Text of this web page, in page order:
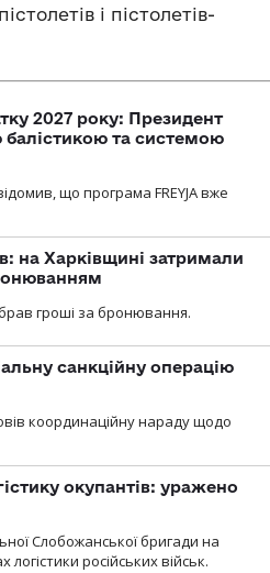
і пістолетів-
2027 року: Президент
балістикою та системою
що програма FREYJA вже
на Харківщині затримали
гроші за бронювання.
санкційну операцію
координаційну нараду щодо
окупантів: уражено
Слобожанської бригади на
російських військ.